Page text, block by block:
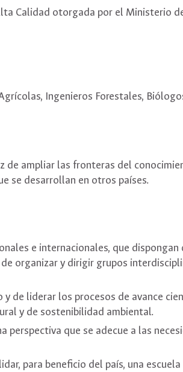
Calidad otorgada por el Ministerio
Ingenieros Forestales,
ampliar las fronteras del
se desarrollan en otros países.
e internacionales, que
organizar y dirigir grupos
de liderar los procesos de avance
y de sostenibilidad ambiental.
que se adecue a las
para beneficio del país, una